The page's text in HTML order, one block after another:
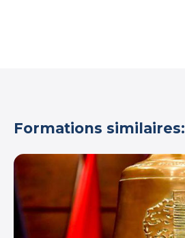
Formations similaires: